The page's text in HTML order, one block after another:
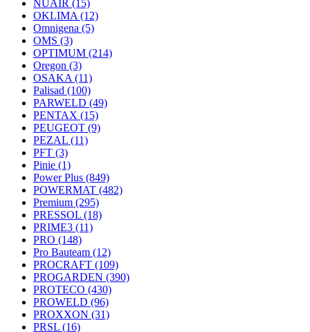
NUAIR (15)
OKLIMA (12)
Omnigena (5)
OMS (3)
OPTIMUM (214)
Oregon (3)
OSAKA (11)
Palisad (100)
PARWELD (49)
PENTAX (15)
PEUGEOT (9)
PEZAL (11)
PFT (3)
Pinie (1)
Power Plus (849)
POWERMAT (482)
Premium (295)
PRESSOL (18)
PRIME3 (11)
PRO (148)
Pro Bauteam (12)
PROCRAFT (109)
PROGARDEN (390)
PROTECO (430)
PROWELD (96)
PROXXON (31)
PRSL (16)